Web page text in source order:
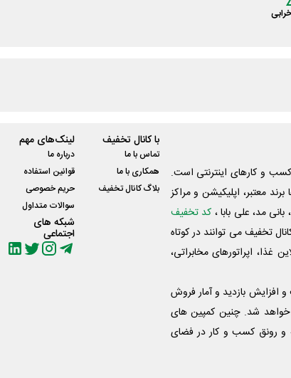
و‌ کارهای اینترنتی است.
معتبر، اپلیکیشن و مراکز
مد، علی‌ بابا ، کد تخفیف
تخفیف می توانند در کوتاه
اپراتورهای مخابراتی،
و افزایش بازدید و آمار فروش
شد. چنین کمپین های
و رونق کسب و کار در فضای
با کانال تخفیف
تماس با ما
همکاری با ما
بلاگ کانال تخفیف
لینک‌های مهم
درباره ما
قوانین استفاده
حریم خصوصی
سوالات متداول
شبکه های
اجتماعی